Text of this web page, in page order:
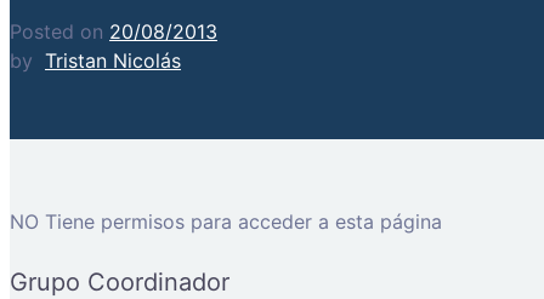
Posted on 20/08/2013
by Tristan Nicolás
NO Tiene permisos para acceder a esta página
Grupo Coordinador